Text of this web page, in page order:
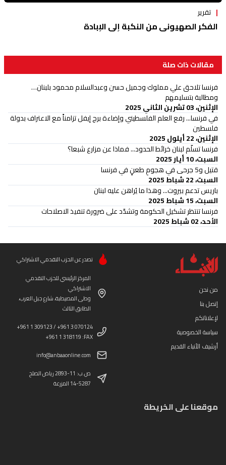
تقرير
الفكر الصهيوني من النكبة إلى الإبادة
مقالات ذات صلة
فرنسا تلاحق علي مملوك وجميل حسن وعبدالسلام محمود بلبنان…
ومطالبة بتسليمهم
الإثنين، 03 تشرين الثاني 2025
في فرنسا... رفع العلم الفلسطيني وإضاءة برج إيفل تزامناً مع الاعتراف بدولة
فلسطين
الإثنين، 22 أيلول 2025
فرنسا تسلّم لبنان خرائط الحدود... فماذا عن مزارع شبعا؟
السبت، 10 أيار 2025
قتيل و5 جرحى في هجومِ طعنٍ في فرنسا
السبت، 22 شباط 2025
باريس تدعم بيروت... وهذا ما يُراهن عليه لبنان
السبت، 15 شباط 2025
فرنسا تنتظر تشكيل الحكومة وتشدّد على ضرورة تنفيذ الاصلاحات
الأحد، 02 شباط 2025
من نحن
إتصل بنا
لإعلاناتكم
سياسة الخصوصية
أرشيف الأنباء القديم
تصدر عن الحزب التقدمي الاشتراكي
المركز الرئيسي للحزب التقدمي
الاشتراكي
وطى المصيطبة، شارع جبل العرب،
الطابق الثالث
+961 1 309123 / +961 3 070124
+961 1 318119 :FAX
info@anbaaonline.com
ص.ب: 11-2893 رياض الصلح
14-5287 المزرعة
موقعنا على الخريطة